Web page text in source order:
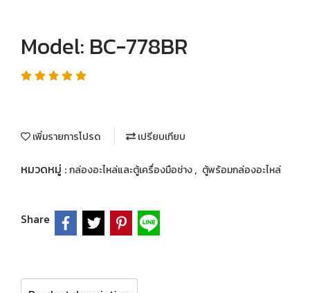
Model: BC-778BR
เพิ่มรายการโปรด เปรียบเทียบ
หมวดหมู่ :กล่องอะไหล่และตู้เครื่องมือช่าง, ตู้พร้อมกล่องอะไหล่
Share